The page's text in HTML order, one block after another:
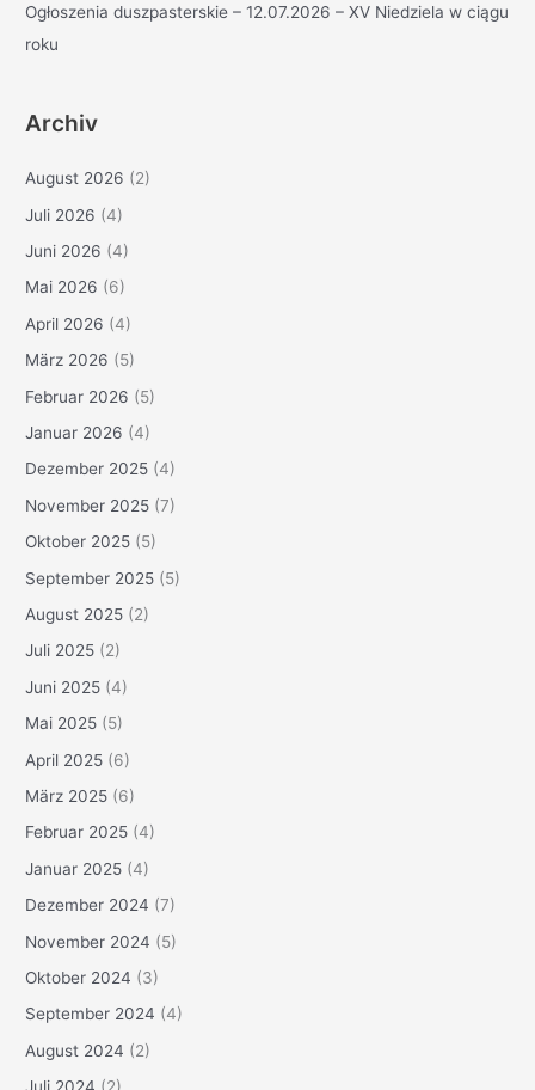
Ogłoszenia duszpasterskie – 12.07.2026 – XV Niedziela w ciągu
roku
Archiv
August 2026 (2)
Juli 2026 (4)
Juni 2026 (4)
Mai 2026 (6)
April 2026 (4)
März 2026 (5)
Februar 2026 (5)
Januar 2026 (4)
Dezember 2025 (4)
November 2025 (7)
Oktober 2025 (5)
September 2025 (5)
August 2025 (2)
Juli 2025 (2)
Juni 2025 (4)
Mai 2025 (5)
April 2025 (6)
März 2025 (6)
Februar 2025 (4)
Januar 2025 (4)
Dezember 2024 (7)
November 2024 (5)
Oktober 2024 (3)
September 2024 (4)
August 2024 (2)